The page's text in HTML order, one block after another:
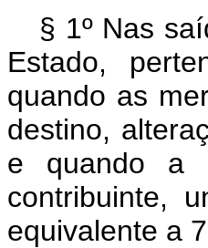
§ 1º Nas
Estado,
quando as
destino,
e quando a
contribuinte,
equivalente a